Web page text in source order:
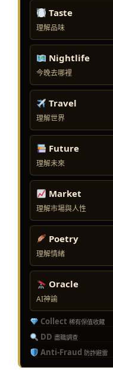
Taste
理解品味
Nightlife
今晚去哪裡
Travel
理解世界
Future
理解未來
Market
理解市場與人性
Poetry
理解情緒
Oracle
AI神諭
Collect 稀有保值收藏
DD 盡職調查
Anti-Fraud 防詐避雷